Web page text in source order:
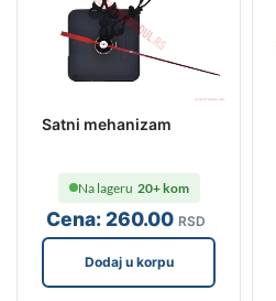
Satni mehanizam
Cena: 260.00 RSD
Na lageru 20+ kom
Dodaj u korpu